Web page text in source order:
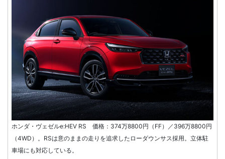
ホンダ・ヴェゼルe:HEV RS 価格：374万8800円（FF）／396万8800円
（4WD）。RSは意のままの走りを追求したローダウンサス採用。立体駐
車場にも対応している。